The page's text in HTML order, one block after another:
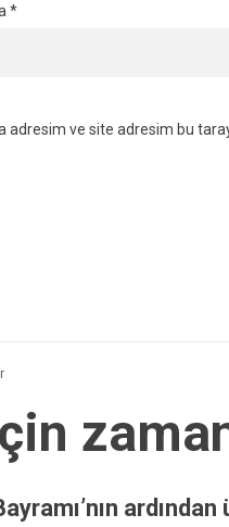
*
adresim ve site adresim bu